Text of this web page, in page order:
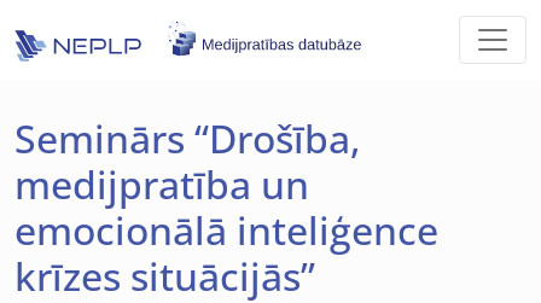
Seminārs “Drošība,
medijpratība un
emocionālā inteliģence
krīzes situācijās”